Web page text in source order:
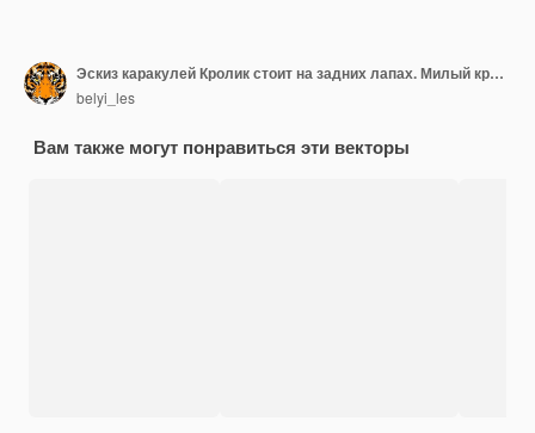
Эскиз каракулей Кролик стоит на задних лапах. Милый кролик стоит на векторной иллюстрации лап
belyi_les
Вам также могут понравиться эти векторы